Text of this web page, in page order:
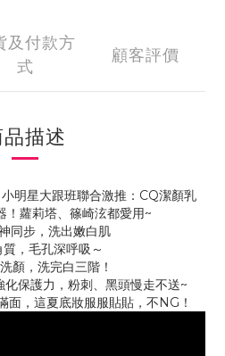
及付款方
式
顧客評價
描述
明星大跟班聯合激推：CQ潔顏乳
！蘿莉塔、篠崎泫都愛用~
同步，洗出嫩白肌
，毛孔深呼吸～
顏，洗完白三階！
保護力，粉刺、黑頭慢走不送~
面，這夏底妝服服貼貼，不NG！